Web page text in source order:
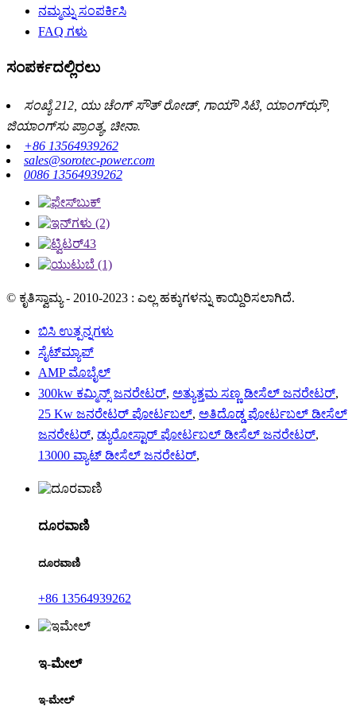
ನಮ್ಮನ್ನು ಸಂಪರ್ಕಿಸಿ
FAQ ಗಳು
ಸಂಪರ್ಕದಲ್ಲಿರಲು
ಸಂಖ್ಯೆ 212, ಯು ಚೆಂಗ್ ಸೌತ್ ರೋಡ್, ಗಾಯೌ ಸಿಟಿ, ಯಾಂಗ್‌ಝೌ,
ಜಿಯಾಂಗ್‌ಸು ಪ್ರಾಂತ್ಯ, ಚೀನಾ.
+86 13564939262
sales@sorotec-power.com
0086 13564939262
© ಕೃತಿಸ್ವಾಮ್ಯ - 2010-2023 : ಎಲ್ಲ ಹಕ್ಕುಗಳನ್ನು ಕಾಯ್ದಿರಿಸಲಾಗಿದೆ.
ಬಿಸಿ ಉತ್ಪನ್ನಗಳು
ಸೈಟ್‌ಮ್ಯಾಪ್
AMP ಮೊಬೈಲ್
300kw ಕಮ್ಮಿನ್ಸ್ ಜನರೇಟರ್, ಅತ್ಯುತ್ತಮ ಸಣ್ಣ ಡೀಸೆಲ್ ಜನರೇಟರ್,
25 Kw ಜನರೇಟರ್ ಪೋರ್ಟಬಲ್, ಅತಿದೊಡ್ಡ ಪೋರ್ಟಬಲ್ ಡೀಸೆಲ್
ಜನರೇಟರ್, ಡ್ಯುರೋಸ್ಟಾರ್ ಪೋರ್ಟಬಲ್ ಡೀಸೆಲ್ ಜನರೇಟರ್,
13000 ವ್ಯಾಟ್ ಡೀಸೆಲ್ ಜನರೇಟರ್,
ದೂರವಾಣಿ
ದೂರವಾಣಿ
+86 13564939262
ಇ-ಮೇಲ್
ಇ-ಮೇಲ್